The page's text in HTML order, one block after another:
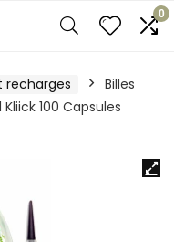
0
recharges
Billes
100 Capsules